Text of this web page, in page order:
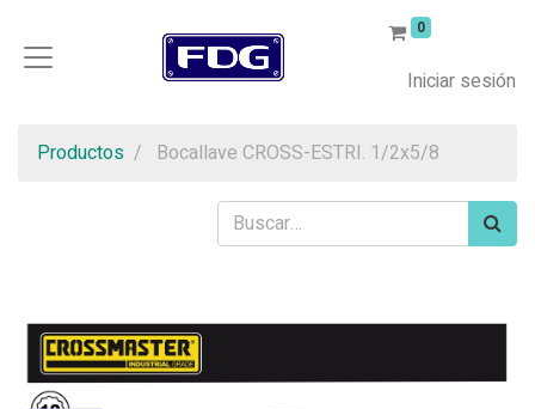
0
Iniciar sesión
Productos Bocallave CROSS-ESTRI. 1/2x5/8